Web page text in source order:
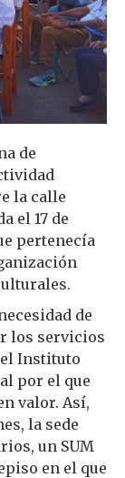
de
la calle
el 17 de
pertenecía
de
los servicios
Instituto
por el que
valor. Así,
la sede
un SUM
en el que